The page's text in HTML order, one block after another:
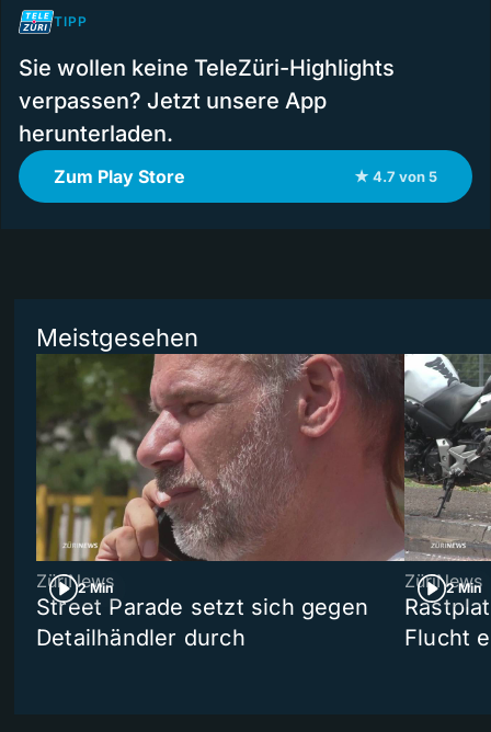
TIPP
Sie wollen keine TeleZüri-Highlights
verpassen? Jetzt unsere App
herunterladen.
Zum Play Store ★ 4.7 von 5
Meistgesehen
2 Min
ZüriNews
Street Parade setzt sich gegen
Detailhändler durch
2 Min
ZüriNews
Flucht